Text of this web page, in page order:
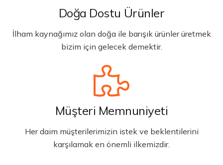
Doğa Dostu Ürünler
İlham kaynağımız olan doğa ile barışık ürünler üretmek
bizim için gelecek demektir.
Müşteri Memnuniyeti
Her daim müşterilerimizin istek ve beklentilerini
karşılamak en önemli ilkemizdir.